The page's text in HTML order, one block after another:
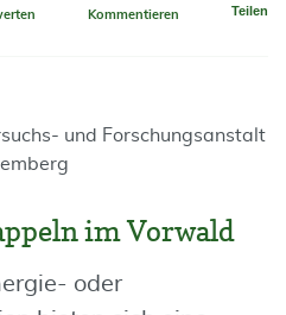
Kommentieren Teilen
und Forschungsanstalt
im Vorwald
oder